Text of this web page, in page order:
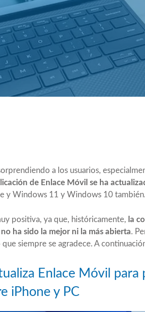
a los usuarios,
de Enlace Móvil se ha
y Windows 11 y Windows 10 también.
positiva, ya que, históricamente, la
ha sido la mejor ni la más abierta.
siempre se agradece. A
Enlace Móvil
iPhone y PC